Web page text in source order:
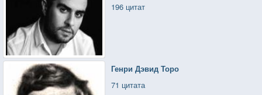
196 цитат
Генри Дэвид Торо
71 цитата